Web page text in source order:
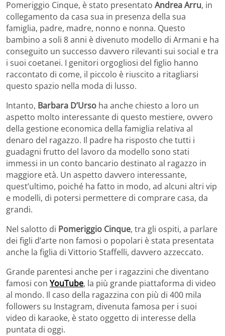
Pomeriggio Cinque, è stato presentato Andrea Arru, in
collegamento da casa sua in presenza della sua
famiglia, padre, madre, nonno e nonna. Questo
bambino a soli 8 anni è divenuto modello di Armani e ha
conseguito un successo davvero rilevanti sui social e tra
i suoi coetanei. I genitori orgogliosi del figlio hanno
raccontato di come, il piccolo è riuscito a ritagliarsi
questo spazio nella moda di lusso.
Intanto, Barbara D’Urso ha anche chiesto a loro un
aspetto molto interessante di questo mestiere, ovvero
della gestione economica della famiglia relativa al
denaro del ragazzo. Il padre ha risposto che tutti i
guadagni frutto del lavoro da modello sono stati
immessi in un conto bancario destinato al ragazzo in
maggiore età. Un aspetto davvero interessante,
quest’ultimo, poiché ha fatto in modo, ad alcuni altri vip
e modelli, di potersi permettere di comprare casa, da
grandi.
Nel salotto di Pomeriggio Cinque, tra gli ospiti, a parlare
dei figli d’arte non famosi o popolari è stata presentata
anche la figlia di Vittorio Staffelli, davvero azzeccato.
Grande parentesi anche per i ragazzini che diventano
famosi con YouTube, la più grande piattaforma di video
al mondo. Il caso della ragazzina con più di 400 mila
followers su Instagram, divenuta famosa per i suoi
video di karaoke, è stato oggetto di interesse della
puntata di oggi.